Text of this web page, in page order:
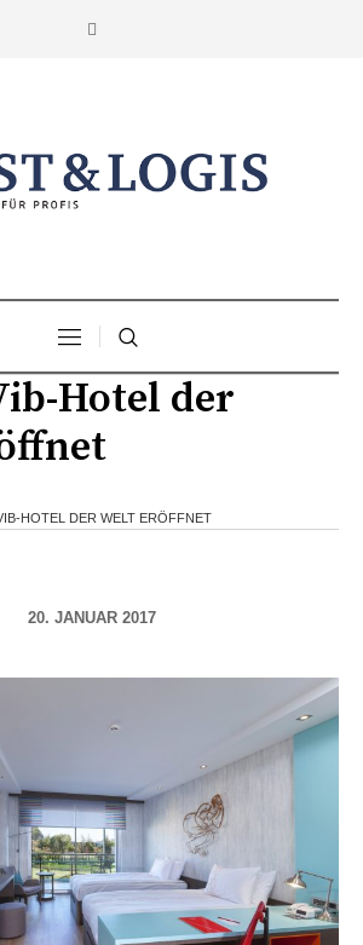
Hotel der
HOTEL DER WELT ERÖFFNET
20. JANUAR 2017